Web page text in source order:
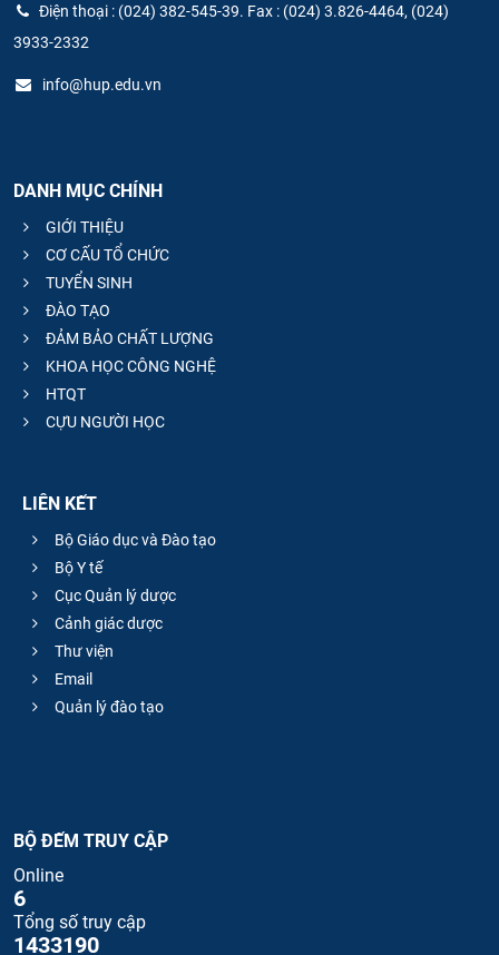
Điện thoại : (024) 382-545-39. Fax : (024) 3.826-4464, (024)
3933-2332
info@hup.edu.vn
DANH MỤC CHÍNH
GIỚI THIỆU
CƠ CẤU TỔ CHỨC
TUYỂN SINH
ĐÀO TẠO
ĐẢM BẢO CHẤT LƯỢNG
KHOA HỌC CÔNG NGHỆ
HTQT
CỰU NGƯỜI HỌC
LIÊN KẾT
Bộ Giáo dục và Đào tạo
Bộ Y tế
Cục Quản lý dược
Cảnh giác dược
Thư viện
Email
Quản lý đào tạo
BỘ ĐẾM TRUY CẬP
Online
6
Tổng số truy cập
1433190